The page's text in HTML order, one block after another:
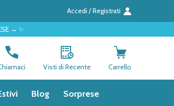
Accedi / Registrati
Visti di Recente Carrello
Blog Sorprese